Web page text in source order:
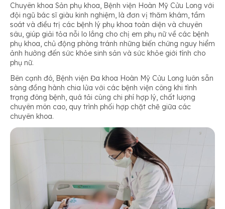
Chuyên khoa Sản phụ khoa, Bệnh viện Hoàn Mỹ Cửu Long với
đội ngũ bác sĩ giàu kinh nghiệm, là đơn vị thăm khám, tầm
soát và điều trị các bệnh lý phụ khoa toàn diện và chuyên
sâu, giúp giải tỏa nỗi lo lắng cho chị em phụ nữ về các bệnh
phụ khoa, chủ động phòng tránh những biến chứng nguy hiểm
ảnh hưởng đến sức khỏe sinh sản và sức khỏe giới tính cho
phụ nữ.
Bên cạnh đó, Bệnh viện Đa khoa Hoàn Mỹ Cửu Long luôn sẵn
sàng đồng hành chia lửa với các bệnh viện công khi tình
trạng đông bệnh, quá tải cùng chi phí hợp lý, chất lượng
chuyên môn cao, quy trình phối hợp chặt chẽ giữa các
chuyên khoa.